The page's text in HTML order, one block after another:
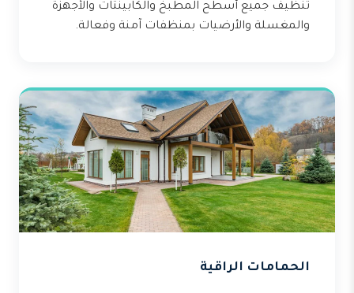
تنظيف جميع أسطح المطبخ والكابينتات والأجهزة
والمغسلة والأرضيات بمنظفات آمنة وفعالة.
الحمامات الراقية